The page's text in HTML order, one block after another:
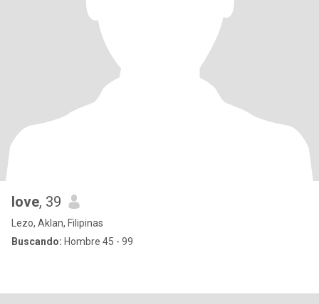
love, 39
Lezo, Aklan, Filipinas
Buscando: Hombre 45 - 99